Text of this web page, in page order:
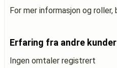
For mer informasjon og
Erfaring fra andre
Ingen omtaler registrert